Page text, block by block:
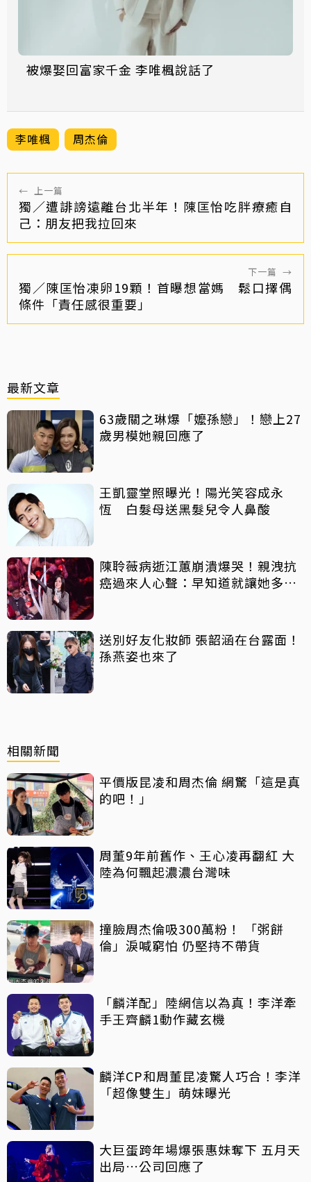
被爆娶回富家千金 李唯楓說話了
李唯楓 周杰倫
← 上一篇
獨／遭誹謗遠離台北半年！陳匡怡吃胖療癒自
己：朋友把我拉回來
下一篇 →
獨／陳匡怡凍卵19顆！首曝想當媽 鬆口擇偶
條件「責任感很重要」
最新文章
63歲關之琳爆「嬤孫戀」！戀上27
歲男模她親回應了
王凱靈堂照曝光！陽光笑容成永
恆 白髮母送黑髮兒令人鼻酸
陳聆薇病逝江蕙崩潰爆哭！親洩抗
癌過來人心聲：早知道就讓她多化
送別好友化妝師 張韶涵在台露面！
孫燕姿也來了
相關新聞
平價版昆凌和周杰倫 網驚「這是真
的吧！」
周董9年前舊作、王心凌再翻紅 大
陸為何飄起濃濃台灣味
撞臉周杰倫吸300萬粉！ 「粥餅
倫」淚喊窮怕 仍堅持不帶貨
「麟洋配」陸網信以為真！李洋牽
手王齊麟1動作藏玄機
麟洋CP和周董昆凌驚人巧合！李洋
「超像雙生」萌妹曝光
大巨蛋跨年場爆張惠妹奪下 五月天
出局…公司回應了